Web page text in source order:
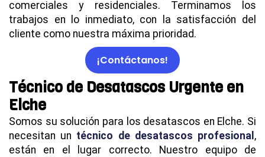
comerciales y residenciales. Terminamos los
trabajos en lo inmediato, con la satisfacción del
cliente como nuestra máxima prioridad.
¡Contáctanos!
Técnico de Desatascos Urgente en
Elche
Somos su solución para los desatascos en Elche. Si
necesitan un técnico de desatascos profesional ,
están en el lugar correcto. Nuestro equipo de